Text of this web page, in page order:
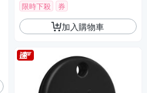
限時下殺
券
加入購物車